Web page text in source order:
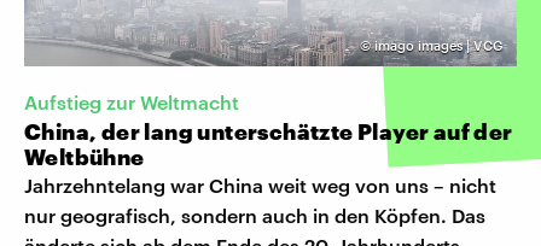
©imago images | VCG
Aufstieg zur Weltmacht
China, der lang unterschätzte Player auf der
Weltbühne
Jahrzehntelang war China weit weg von uns – nicht
nur geografisch, sondern auch in den Köpfen. Das